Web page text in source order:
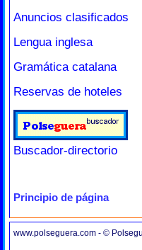
Anuncios clasificados
Lengua inglesa
Gramática catalana
Reservas de hoteles
Buscador-directorio
Principio de página
www.polseguera.com - ©